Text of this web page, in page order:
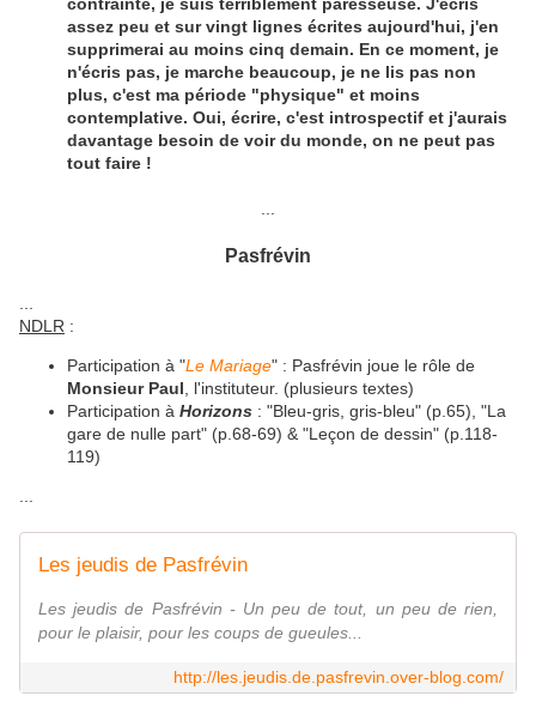
assez peu et sur vingt lignes écrites aujourd'hui, j'en
supprimerai au moins cinq demain. En ce moment, je
n'écris pas, je marche beaucoup, je ne lis pas non
plus, c'est ma période "physique" et moins
contemplative. Oui, écrire, c'est introspectif et j'aurais
davantage besoin de voir du monde, on ne peut pas
tout faire !
Pasfrévin
NDLR :
Participation à "Le Mariage" : Pasfrévin joue le rôle de
Monsieur Paul , l'instituteur. (plusieurs textes)
Participation à Horizons : "Bleu-gris, gris-bleu" (p.65), "La
gare de nulle part" (p.68-69) & "Leçon de dessin" (p.118-
119)
Les jeudis de Pasfrévin
Les jeudis de Pasfrévin - Un peu de tout, un peu de rien,
pour le plaisir, pour les coups de gueules...
http://les.jeudis.de.pasfrevin.over-blog.com/